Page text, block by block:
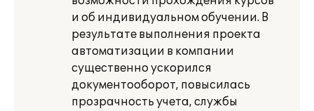
и об индивидуальном обучении. В
результате выполнения проекта
автоматизации в компании
существенно ускорился
документооборот, повысилась
прозрачность учета, службы